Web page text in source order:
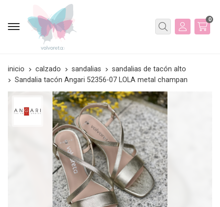
Buscar
0
inicio calzado sandalias
sandalias de tacón alto
Sandalia tacón Angari 52356-07 LOLA metal champan